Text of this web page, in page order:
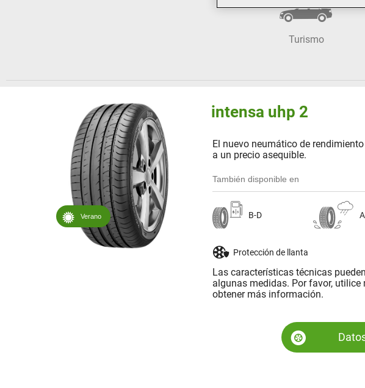
Turismo
Verano
intensa uhp 2
El nuevo neumático de
a un precio asequible.
También disponible en
B-D
Protección de llanta
Las características técnicas
algunas medidas. Por favor,
obtener más información.